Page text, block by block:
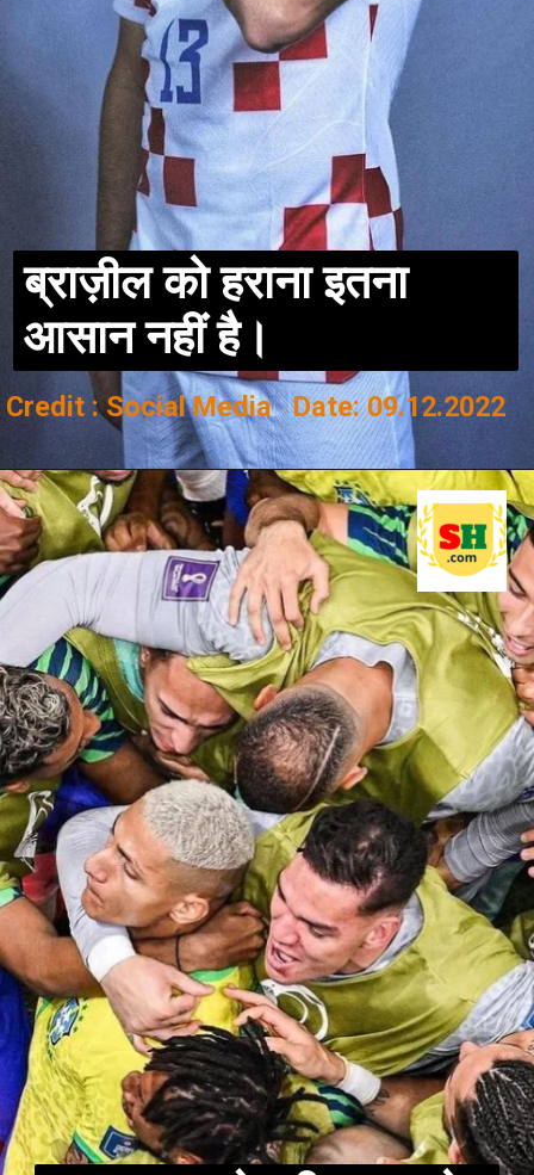
ब्राज़ील को हराना इतना
आसान नहीं है।
Credit : Social Media Date: 09.12.2022